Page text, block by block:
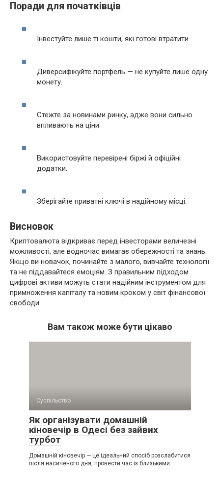
Поради для початківців
Інвестуйте лише ті кошти, які готові втратити.
Диверсифікуйте портфель — не купуйте лише одну
монету.
Стежте за новинами ринку, адже вони сильно
впливають на ціни.
Використовуйте перевірені біржі й офіційні
додатки.
Зберігайте приватні ключі в надійному місці.
Висновок
Криптовалюта відкриває перед інвесторами величезні
можливості, але водночас вимагає обережності та знань.
Якщо ви новачок, починайте з малого, вивчайте технології
та не піддавайтеся емоціям. З правильним підходом
цифрові активи можуть стати надійним інструментом для
примноження капіталу та новим кроком у світ фінансової
свободи.
Вам також може бути цікаво
Суспільство
Як організувати домашній
кіновечір в Одесі без зайвих
турбот
Домашній кіновечір — це ідеальний спосіб розслабитися
після насиченого дня, провести час із близькими